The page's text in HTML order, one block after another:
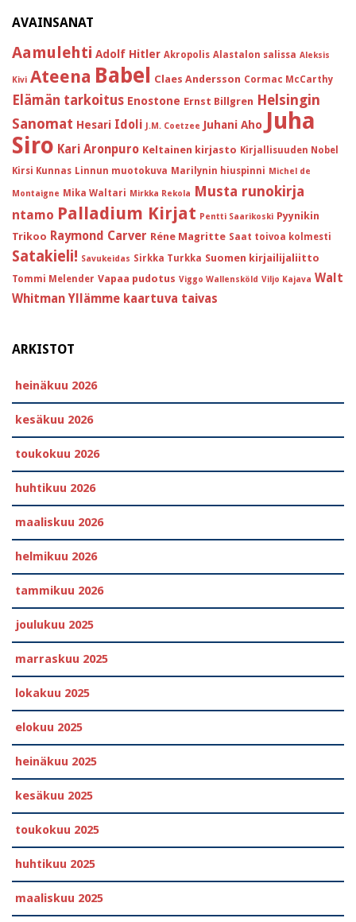
AVAINSANAT
Aamulehti Adolf Hitler Akropolis Alastalon salissa Aleksis
Kivi Ateena Babel Claes Andersson Cormac McCarthy
Elämän tarkoitus Enostone Ernst Billgren Helsingin
Sanomat Hesari Idoli J.M. Coetzee Juhani Aho Juha
Siro Kari Aronpuro Keltainen kirjasto Kirjallisuuden Nobel
Kirsi Kunnas Linnun muotokuva Marilynin hiuspinni Michel de
Montaigne Mika Waltari Mirkka Rekola Musta runokirja
ntamo Palladium Kirjat Pentti Saarikoski Pyynikin
Trikoo Raymond Carver Réne Magritte Saat toivoa kolmesti
Satakieli! Savukeidas Sirkka Turkka Suomen kirjailijaliitto
Tommi Melender Vapaa pudotus Viggo Wallensköld Viljo Kajava Walt
Whitman Yllämme kaartuva taivas
ARKISTOT
heinäkuu 2026
kesäkuu 2026
toukokuu 2026
huhtikuu 2026
maaliskuu 2026
helmikuu 2026
tammikuu 2026
joulukuu 2025
marraskuu 2025
lokakuu 2025
elokuu 2025
heinäkuu 2025
kesäkuu 2025
toukokuu 2025
huhtikuu 2025
maaliskuu 2025